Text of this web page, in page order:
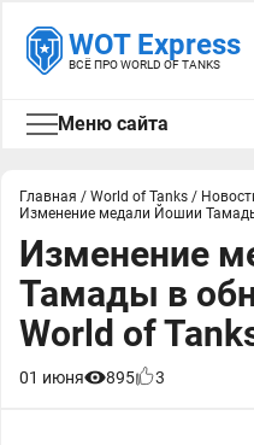
WOT Express
ВСЁ ПРО WORLD OF TANKS
Меню сайта
Главная / World of Tanks /
Изменение медали Йошии
Изменение
Тамады в
World of
01 июня 895 3